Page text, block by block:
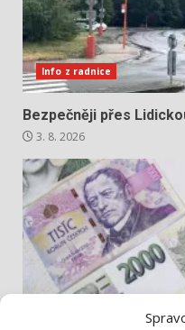
Info z radnice
Bezpečněji přes
3. 8. 2026